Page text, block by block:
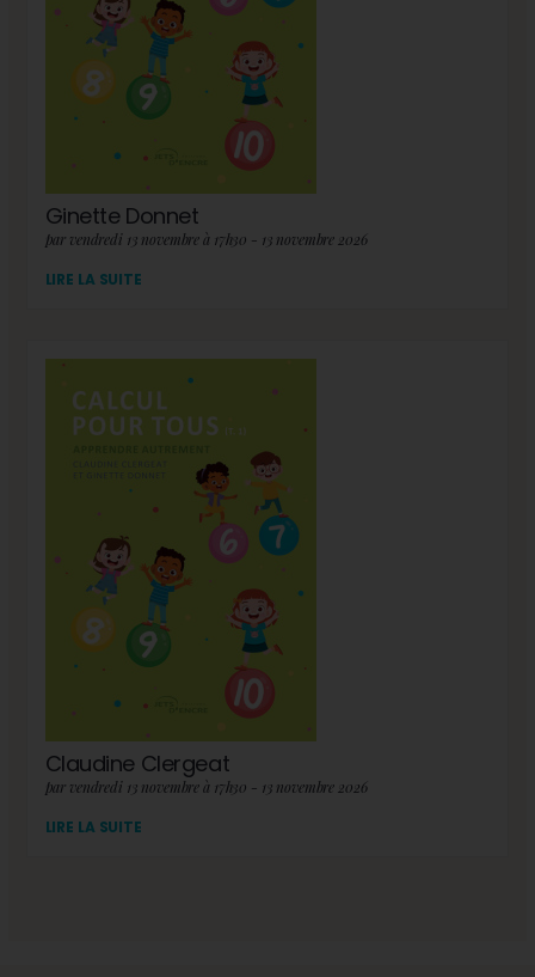
Ginette Donnet
par vendredi 13 novembre à 17h30 - 13 novembre 2026
LIRE LA SUITE
Claudine Clergeat
par vendredi 13 novembre à 17h30 - 13 novembre 2026
LIRE LA SUITE